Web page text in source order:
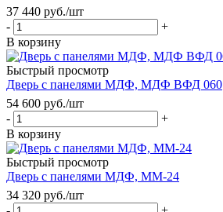
37 440 руб./шт
-
+
В корзину
Быстрый просмотр
Дверь с панелями МДФ, МДФ ВФД 060
54 600 руб./шт
-
+
В корзину
Быстрый просмотр
Дверь с панелями МДФ, ММ-24
34 320 руб./шт